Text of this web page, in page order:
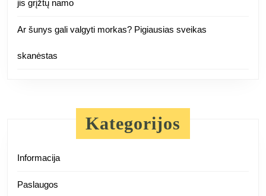
jis grįžtų namo
Ar šunys gali valgyti morkas? Pigiausias sveikas
skanėstas
Kategorijos
Informacija
Paslaugos